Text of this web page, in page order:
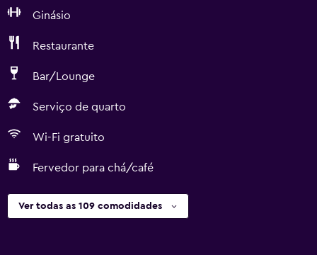
Ginásio
Restaurante
Bar/Lounge
Serviço de quarto
Wi-Fi gratuito
Fervedor para chá/café
Ver todas as 109 comodidades